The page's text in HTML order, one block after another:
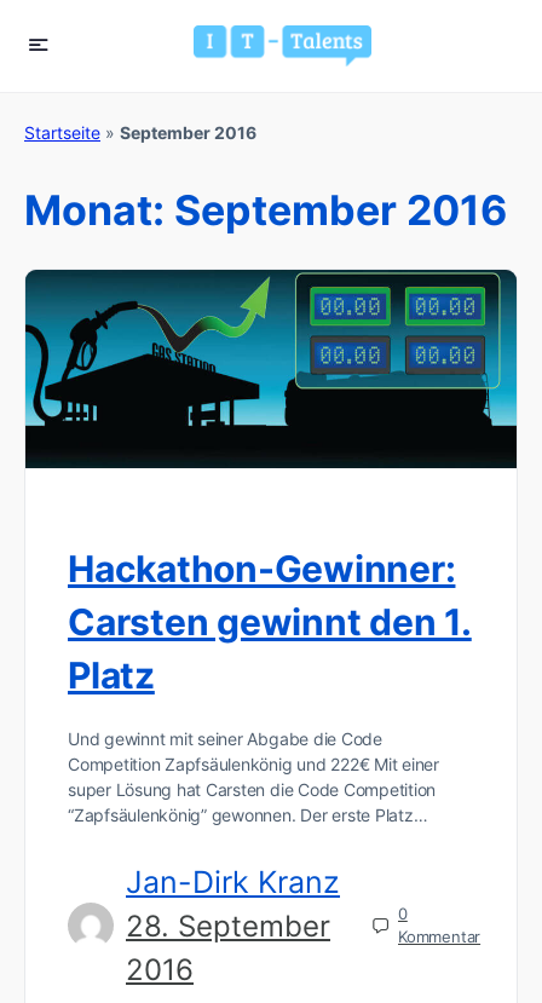
Startseite » September 2016
Monat: September 2016
Hackathon-Gewinner:
Carsten gewinnt den 1.
Platz
Und gewinnt mit seiner Abgabe die Code
Competition Zapfsäulenkönig und 222€ Mit einer
super Lösung hat Carsten die Code Competition
“Zapfsäulenkönig” gewonnen. Der erste Platz…
Jan-Dirk Kranz
28. September
2016
0
Kommentar